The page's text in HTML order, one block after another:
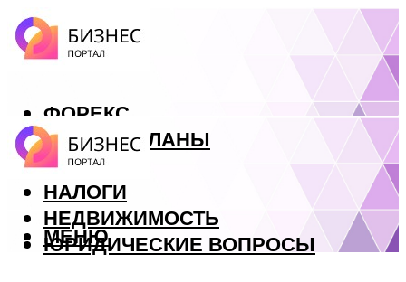
ФОРЕКС
БИЗНЕС ПЛАНЫ
КРЕДИТЫ
НАЛОГИ
НЕДВИЖИМОСТЬ
ЮРИДИЧЕСКИЕ ВОПРОСЫ
МЕНЮ